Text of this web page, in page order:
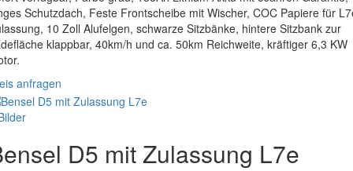
Schutzdach, Feste Frontscheibe mit Wischer, COC Papiere für
10 Zoll Alufelgen, schwarze Sitzbänke, hintere Sitzbank zur
klappbar, 40km/h und ca. 50km Reichweite, kräftiger 6,3 KW
anfragen
D5 mit Zulassung L7e